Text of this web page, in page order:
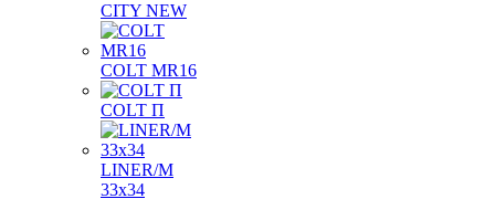
CITY NEW
COLT MR16
COLT П
LINER/М
33х34